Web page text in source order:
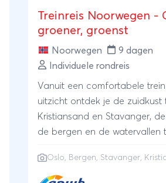
Treinreis Noorwegen -
groener, groenst
Noorwegen
9 dagen
Individuele rondreis
Vanuit een comfortabele
uitzicht ontdek je de zuidkust
Kristiansand en Stavanger,
de bergen en de watervallen
Oslo, Bergen, Stavanger,